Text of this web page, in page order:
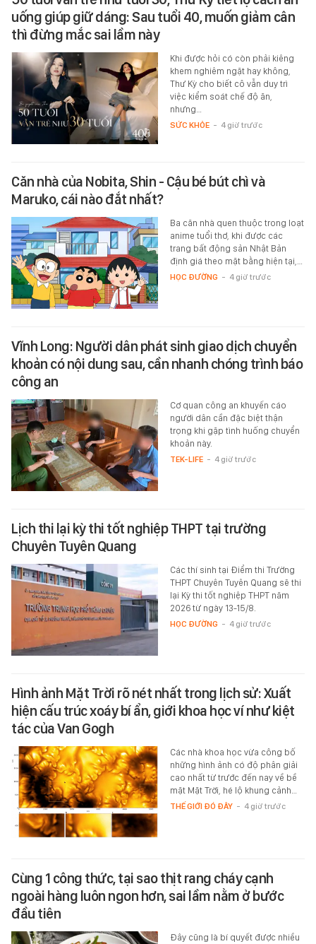
uống giúp giữ dáng: Sau tuổi 40, muốn giảm cân
thì đừng mắc sai lầm này
Khi được hỏi có còn phải kiêng
khem nghiêm ngặt hay không,
Thư Kỳ cho biết cô vẫn duy trì
việc kiểm soát chế độ ăn,
nhưng…
SỨC KHỎE - 4 giờ trước
Căn nhà của Nobita, Shin - Cậu bé bút chì và
Maruko, cái nào đắt nhất?
Ba căn nhà quen thuộc trong loạt
anime tuổi thơ, khi được các
trang bất động sản Nhật Bản
định giá theo mặt bằng hiện tại,…
HỌC ĐƯỜNG - 4 giờ trước
Vĩnh Long: Người dân phát sinh giao dịch chuyển
khoản có nội dung sau, cần nhanh chóng trình báo
công an
Cơ quan công an khuyến cáo
người dân cần đặc biệt thận
trọng khi gặp tình huống chuyển
khoản này.
TEK-LIFE - 4 giờ trước
Lịch thi lại kỳ thi tốt nghiệp THPT tại trường
Chuyên Tuyên Quang
Các thí sinh tại Điểm thi Trường
THPT Chuyên Tuyên Quang sẽ thi
lại Kỳ thi tốt nghiệp THPT năm
2026 từ ngày 13-15/8.
HỌC ĐƯỜNG - 4 giờ trước
Hình ảnh Mặt Trời rõ nét nhất trong lịch sử: Xuất
hiện cấu trúc xoáy bí ẩn, giới khoa học ví như kiệt
tác của Van Gogh
Các nhà khoa học vừa công bố
những hình ảnh có độ phân giải
cao nhất từ trước đến nay về bề
mặt Mặt Trời, hé lộ khung cảnh…
THẾ GIỚI ĐÓ ĐÂY - 4 giờ trước
Cùng 1 công thức, tại sao thịt rang cháy cạnh
ngoài hàng luôn ngon hơn, sai lầm nằm ở bước
đầu tiên
Đây cũng là bí quyết được nhiều